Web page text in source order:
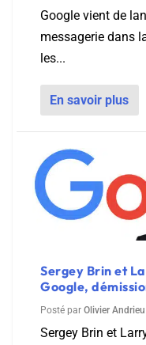
Google vient de
messagerie dans
les...
En savoir plus
Sergey Brin et
Google,
Posté par Olivier Andrieu
Sergey Brin et